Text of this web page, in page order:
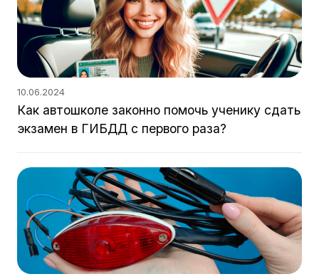
10.06.2024
Как автошколе законно помочь ученику сдать
экзамен в ГИБДД с первого раза?